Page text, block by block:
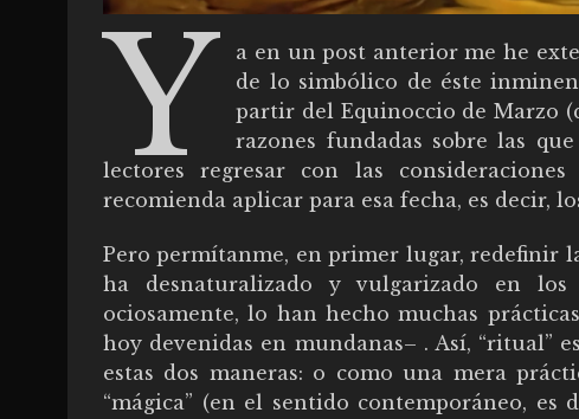
Y
a en un post anterior me he
de lo simbólico de éste
partir del Equinoccio de Marzo
razones fundadas sobre las
lectores regresar con las
recomienda aplicar para esa fecha, es decir,
Pero permítanme, en primer lugar, redefinir
ha desnaturalizado y vulgarizado en
ociosamente, lo han hecho muchas
hoy devenidas en mundanas– . Así, “ritual”
estas dos maneras: o como una mera
“mágica” (en el sentido contemporáneo,